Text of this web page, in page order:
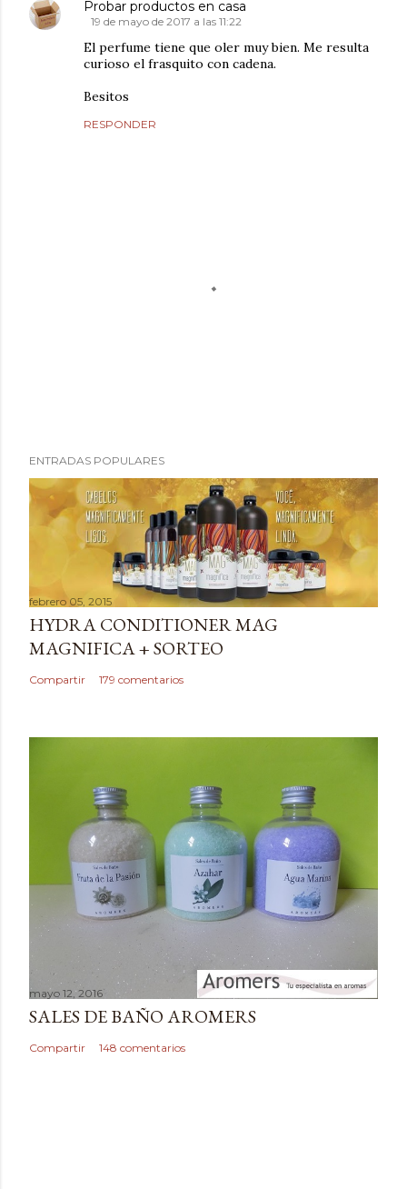
Probar productos en casa
19 de mayo de 2017 a las 11:22
El perfume tiene que oler muy bien. Me resulta
curioso el frasquito con cadena.
Besitos
RESPONDER
u
b
a
r
u
n
c
o
ENTRADAS POPULARES
febrero 05, 2015
HYDRA CONDITIONER MAG
MAGNIFICA + SORTEO
Compartir 179 comentarios
mayo 12, 2016
SALES DE BAÑO AROMERS
Compartir 148 comentarios